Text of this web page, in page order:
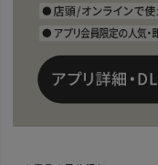
news ROVER CHAIR